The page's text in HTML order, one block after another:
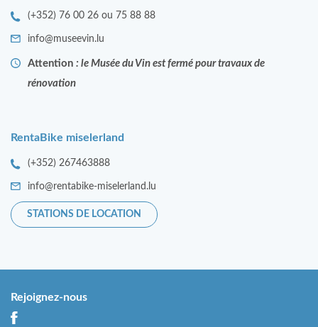
(+352) 76 00 26 ou 75 88 88
info@museevin.lu
Attention : le Musée du Vin est fermé pour travaux de
rénovation
RentaBike miselerland
(+352) 267463888
info@rentabike-miselerland.lu
STATIONS DE LOCATION
Rejoignez-nous